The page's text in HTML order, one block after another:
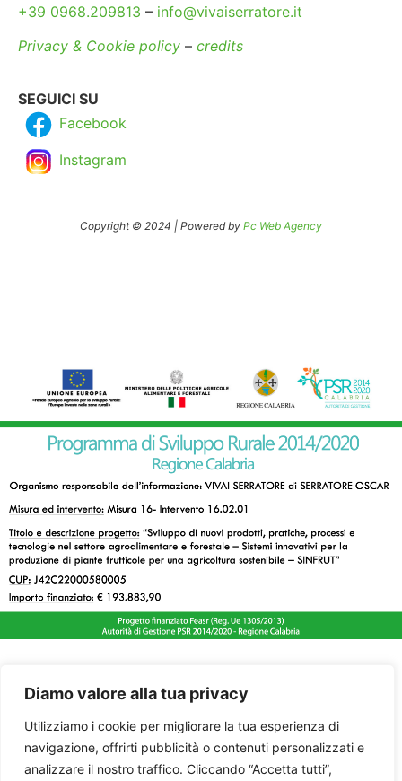
Diamo valore alla tua privacy
Utilizziamo i cookie per migliorare la tua esperienza di
navigazione, offrirti pubblicità o contenuti personalizzati e
analizzare il nostro traffico. Cliccando “Accetta tutti”,
+39 0968.209813 – info@vivaiserratore.it
Privacy & Cookie policy – credits
SEGUICI SU
Facebook
Instagram
Copyright © 2024 | Powered by Pc Web Agency